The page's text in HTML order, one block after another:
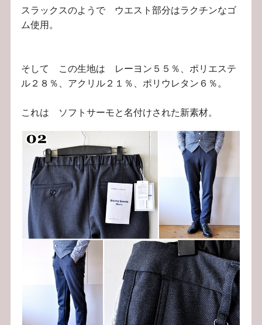
スラックスのようで ウエスト部分はラクチンなゴ
ム使用。
そして この生地は レーヨン５５％、ポリエステ
ル２８％、アクリル２１％、ポリウレタン６％。
これは ソフトサーモと名付けされた新素材。